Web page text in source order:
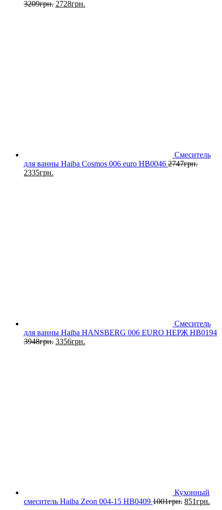
3209грн. 2728грн.
Смеситель
для ванны Haiba Cosmos 006 euro HB0046 2747грн.
2335грн.
Смеситель
для ванны Haiba HANSBERG 006 EURO НЕРЖ HB0194
3948грн. 3356грн.
Кухонный
смеситель Haiba Zeon 004-15 HB0409 1001грн. 851грн.